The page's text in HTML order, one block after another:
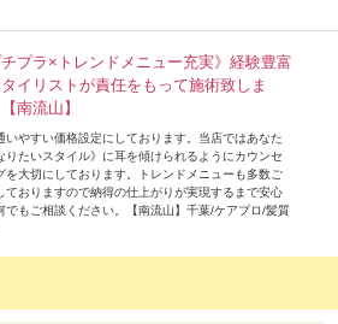
チプラ×トレンドメニュー充実》経験豊富
イリストが責任をもって施術致しま
南流山】
いやすい価格設定にしております。当店ではあなた
りたいスタイル》に耳を傾けられるようにカウンセ
を大切にしております。トレンドメニューも多数ご
ておりますので納得の仕上がりが実現するまで安心
でもご相談ください。【南流山】千葉/ケアプロ/髪質